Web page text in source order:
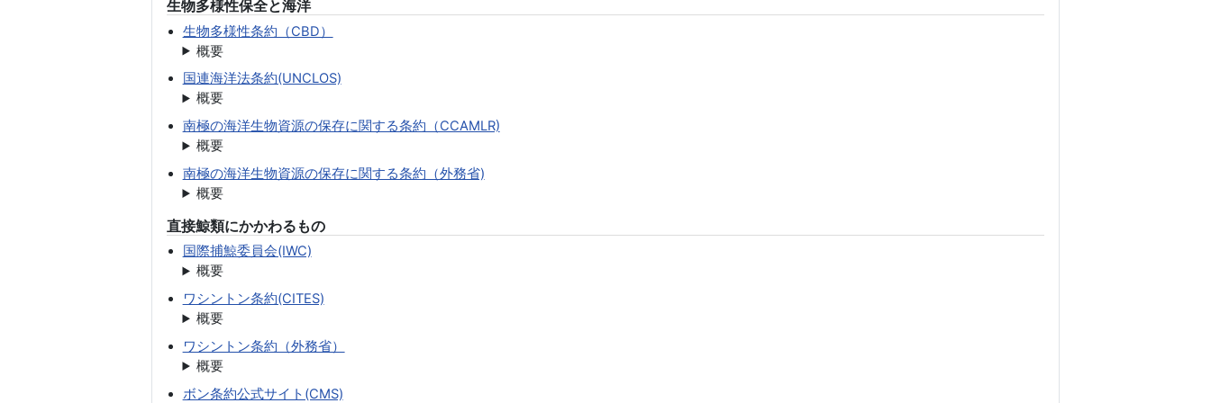
生物多様性保全と海洋
生物多様性条約（CBD）
概要
国連海洋法条約(UNCLOS)
概要
南極の海洋生物資源の保存に関する条約（CCAMLR)
概要
南極の海洋生物資源の保存に関する条約（外務省)
概要
直接鯨類にかかわるもの
国際捕鯨委員会(IWC)
概要
ワシントン条約(CITES)
概要
ワシントン条約（外務省）
概要
ボン条約公式サイト(CMS)